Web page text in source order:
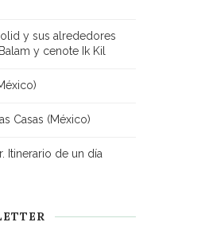
y sus alrededores
y cenote Ik Kil
Casas (México)
Itinerario de un día